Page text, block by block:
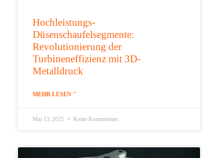
Hochleistungs-
Düsenschaufelsegmente:
Revolutionierung der
Turbineneffizienz mit 3D-
Metalldruck
MEHR LESEN "
Mai 13, 2025 Keine Kommentare